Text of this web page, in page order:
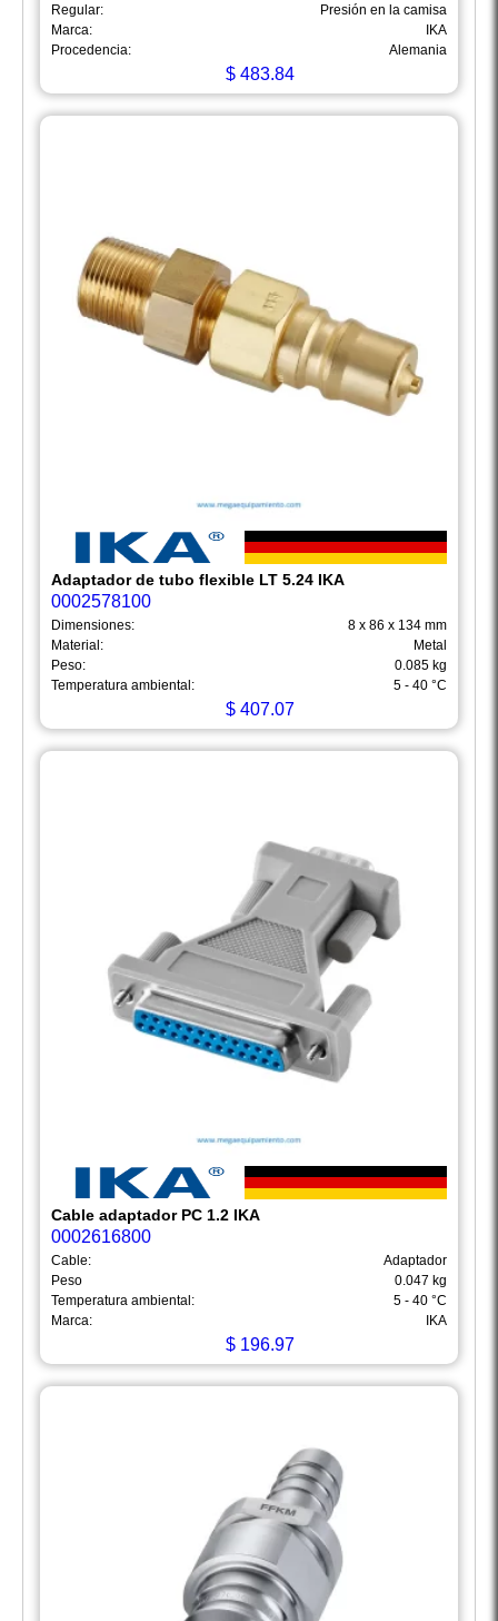
Regular:
Presión en la camisa
Marca:
IKA
Procedencia:
Alemania
$ 483.84
Adaptador de tubo flexible LT 5.24 IKA
0002578100
Dimensiones:
8 x 86 x 134 mm
Material:
Metal
Peso:
0.085 kg
Temperatura ambiental:
5 - 40 °C
$ 407.07
Cable adaptador PC 1.2 IKA
0002616800
Cable:
Adaptador
Peso
0.047 kg
Temperatura ambiental:
5 - 40 °C
Marca:
IKA
$ 196.97